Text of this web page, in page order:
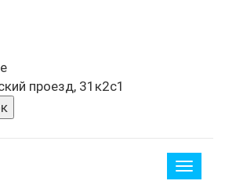
проезд, 31к2с1
Toggle